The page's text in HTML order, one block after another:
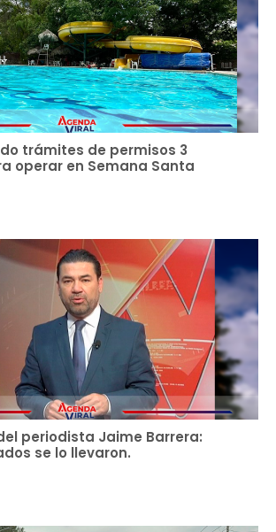
trámites de permisos 3
operar en Semana Santa
periodista Jaime Barrera:
se lo llevaron.